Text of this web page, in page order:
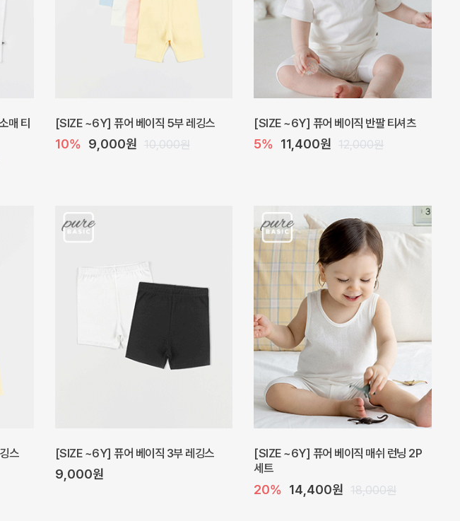
[SIZE ~6Y] 베르 원피스
30% 22,400원 32,000원
프로리 뷔스티에 미니 아기 원피스
20% 20,800원 26,000원
5% 39,000원 41,000원 30% 23,800원 34,000원